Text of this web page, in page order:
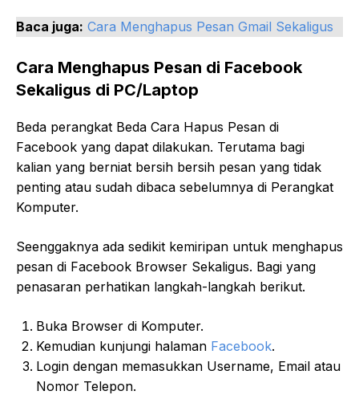
Baca juga: Cara Menghapus Pesan Gmail Sekaligus
Cara Menghapus Pesan di Facebook
Sekaligus di PC/Laptop
Beda perangkat Beda Cara Hapus Pesan di
Facebook yang dapat dilakukan. Terutama bagi
kalian yang berniat bersih bersih pesan yang tidak
penting atau sudah dibaca sebelumnya di Perangkat
Komputer.
Seenggaknya ada sedikit kemiripan untuk menghapus
pesan di Facebook Browser Sekaligus. Bagi yang
penasaran perhatikan langkah-langkah berikut.
Buka Browser di Komputer.
Kemudian kunjungi halaman Facebook.
Login dengan memasukkan Username, Email atau
Nomor Telepon.